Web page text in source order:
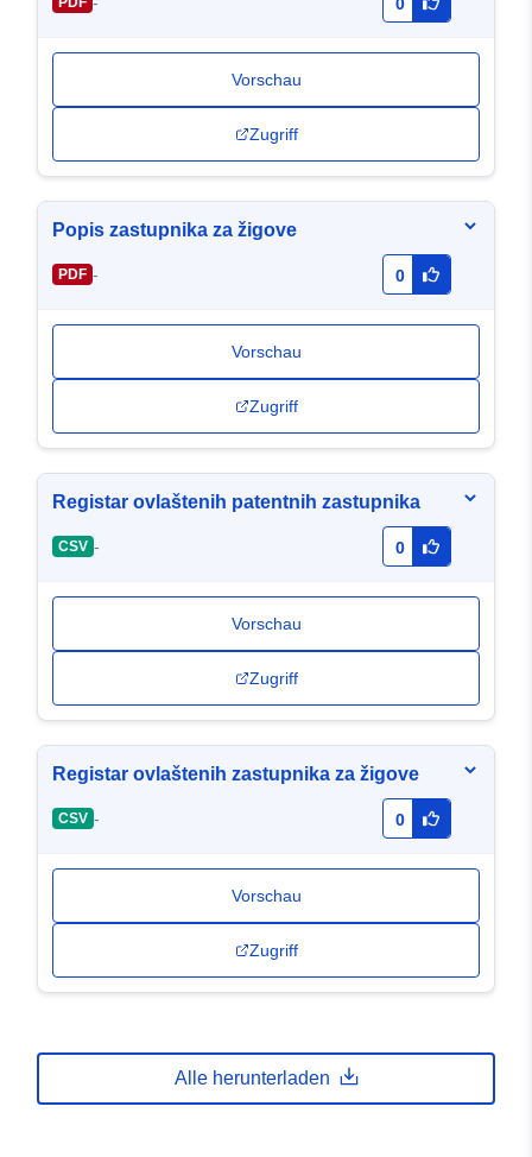
0
Vorschau
Zugriff
Popis zastupnika za žigove
PDF - 0
Vorschau
Zugriff
Registar ovlaštenih patentnih zastupnika
CSV - 0
Vorschau
Zugriff
Registar ovlaštenih zastupnika za žigove
CSV - 0
Vorschau
Zugriff
Alle herunterladen